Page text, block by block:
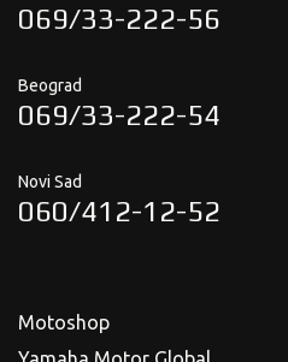
069/33-222-56
Beograd
069/33-222-54
Novi Sad
060/412-12-52
Motoshop